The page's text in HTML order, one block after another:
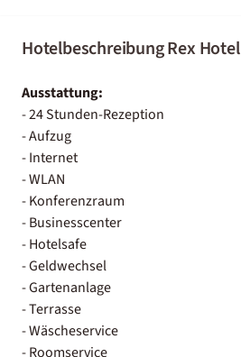
Hotelbeschreibung Rex Hotel
Ausstattung:
- 24 Stunden-Rezeption
- Aufzug
- Internet
- WLAN
- Konferenzraum
- Businesscenter
- Hotelsafe
- Geldwechsel
- Gartenanlage
- Terrasse
- Wäscheservice
- Roomservice